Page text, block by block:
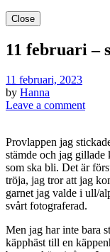
Close
11 februari –
11 februari, 2023
by Hanna
Leave a comment
Provlappen jag
stämde och jag gillade
som ska bli. Det är
tröja, jag tror att jag
garnet jag valde i ull/
svårt fotograferad.
Men jag har inte bara
käpphäst till en